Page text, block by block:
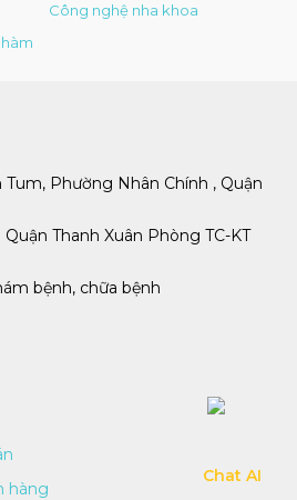
Công nghệ nha khoa
Phường Nhân Chính , Quận
Thanh Xuân Phòng TC-KT
bệnh, chữa bệnh
hàng
hệ